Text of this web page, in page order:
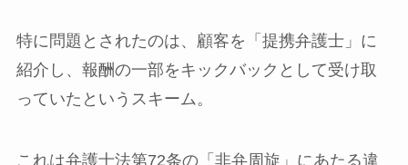
特に問題とされたのは、顧客を「提携弁護士」に
紹介し、報酬の一部をキックバックとして受け取
っていたというスキーム。
これは弁護士法第72条の「非弁周旋」にあたる違